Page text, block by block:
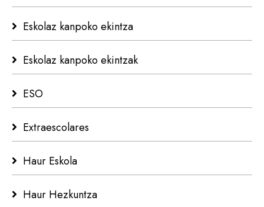
Eskolaz kanpoko ekintza
Eskolaz kanpoko ekintzak
ESO
Extraescolares
Haur Eskola
Haur Hezkuntza